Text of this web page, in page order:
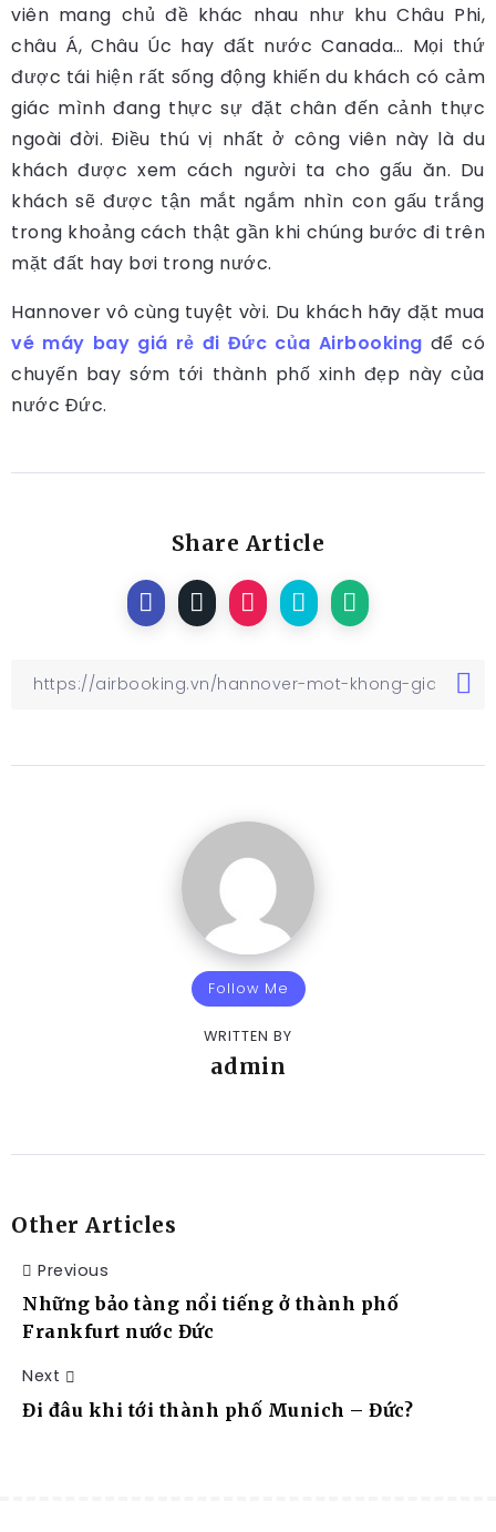
viên mang chủ đề khác nhau như khu Châu Phi,
châu Á, Châu Úc hay đất nước Canada… Mọi thứ
được tái hiện rất sống động khiến du khách có cảm
giác mình đang thực sự đặt chân đến cảnh thực
ngoài đời. Điều thú vị nhất ở công viên này là du
khách được xem cách người ta cho gấu ăn. Du
khách sẽ được tận mắt ngắm nhìn con gấu trắng
trong khoảng cách thật gần khi chúng bước đi trên
mặt đất hay bơi trong nước.
Hannover vô cùng tuyệt vời. Du khách hãy đặt mua
vé máy bay giá rẻ đi Đức của Airbooking để có
chuyến bay sớm tới thành phố xinh đẹp này của
nước Đức.
Share Article
Follow Me
WRITTEN BY
admin
Other Articles
Previous
Những bảo tàng nổi tiếng ở thành phố
Frankfurt nước Đức
Next
Đi đâu khi tới thành phố Munich – Đức?